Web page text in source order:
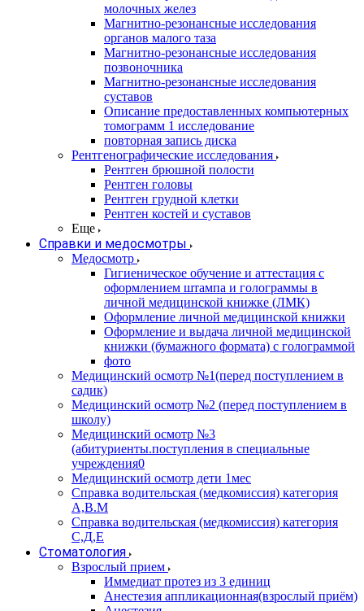
молочных желез
Магнитно-резонансные исследования
органов малого таза
Магнитно-резонансные исследования
позвоночника
Магнитно-резонансные исследования
суставов
Описание предоставленных компьютерных
томограмм 1 исследование
повторная запись диска
Рентгенографические исследования
Рентген брюшной полости
Рентген головы
Рентген грудной клетки
Рентген костей и суставов
Еще
Справки и медосмотры
Медосмотр
Гигиеническое обучение и аттестация с
оформлением штампа и голограммы в
личной медицинской книжке (ЛМК)
Оформление личной медицинской книжки
Оформление и выдача личной медицинской
книжки (бумажного формата) с голограммой
фото
Медицинский осмотр №1(перед поступлением в
садик)
Медицинский осмотр №2 (перед поступлением в
школу)
Медицинский осмотр №3
(абитуриенты.поступления в специальные
учреждения0
Медицинский осмотр дети 1мес
Справка водительская (медкомиссия) категория
А,В.М
Справка водительская (медкомиссия) категория
С,Д,Е
Стоматология
Взрослый прием
Иммедиат протез из 3 единиц
Анестезия аппликационная(взрослый приём)